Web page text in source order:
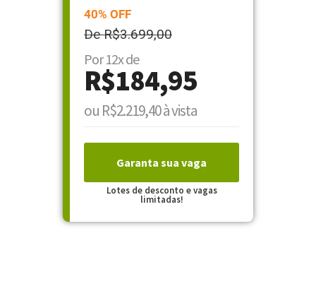
40% OFF
De R$3.699,00
Por 12x de
R$184,95
ou R$2.219,40 à vista
Garanta sua vaga
Lotes de desconto e vagas
limitadas!